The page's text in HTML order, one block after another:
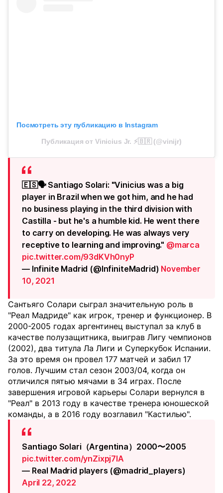
Посмотреть эту публикацию в Instagram
Публикация от Vinicius Jr. ⚡️🇧🇷 (@vinijr)
🇪🇸🗣️ Santiago Solari: "Vinicius was a big
player in Brazil when we got him, and he had
no business playing in the third division with
Castilla - but he's a humble kid. He went there
to carry on developing. He was always very
receptive to learning and improving." @marca
pic.twitter.com/93dKVh0nyP
— Infinite Madrid (@InfiniteMadrid) November
10, 2021
Сантьяго Солари сыграл значительную роль в
"Реал Мадриде" как игрок, тренер и функционер. В
2000-2005 годах аргентинец выступал за клуб в
качестве полузащитника, выиграв Лигу чемпионов
(2002), два титула Ла Лиги и Суперкубок Испании.
За это время он провел 177 матчей и забил 17
голов. Лучшим стал сезон 2003/04, когда он
отличился пятью мячами в 34 играх. После
завершения игровой карьеры Солари вернулся в
"Реал" в 2013 году в качестве тренера юношеской
команды, а в 2016 году возглавил "Кастилью".
Santiago Solari（Argentina）2000〜2005
pic.twitter.com/ynZixpj7lA
— Real Madrid players (@madrid_players)
April 22, 2022